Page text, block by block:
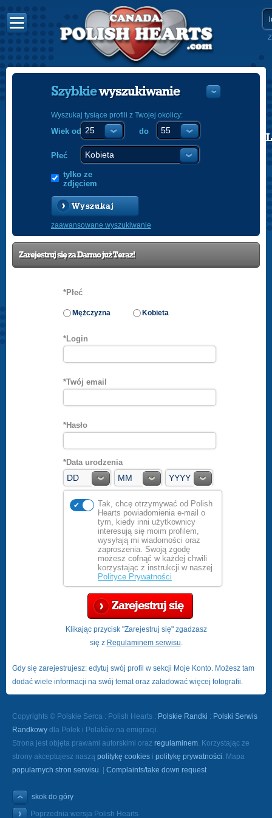
POLISH
Szybkiewyszukiwanie
Wyszukaj tysiące profili z Twojej okolicy:
Wiek od do
Płeć
tylko ze
zdjęciem
Wyszukaj
zaawansowane wyszukiwanie
Zarejestruj się za Darmo już Teraz!
*Płeć
Mężczyzna Kobieta
*Login
*Twój email
*Hasło
*Data urodzenia
Tak, chcę otrzymywać od Polish
Hearts powiadomienia e-mail o
tym, kiedy inni użytkownicy
interesują się moim profilem,
wysyłają mi wiadomości oraz
zaproszenia. Swoją zgodę
możesz cofnąć w każdej chwili
korzystając z instrukcji w naszej
Polityce Prywatności
Zarejestruj się
Klikając przycisk "Zarejestruj się" zgadzasz
się z Regulaminem serwisu.
Gdy się zarejestrujesz: edytuj swój profil w sekcji Moje Konto. Możesz tam
dodać wiele informacji na swój temat oraz załadować więcej fotografii.
Copyrights © Polskie Serca : Polish Hearts : Polskie Randki : Polski Serwis
Randkowy dla Polek i Polaków na emigracji.
Strona jest objęta prawami autorskimi oraz regulaminem. Korzystając ze
strony akceptujesz naszą politykę cookies i politykę prywatności. Mapa
popularnych stron serwisu. | Complaints/take down request
skok do góry
Poprzednia wersja Polish Hearts